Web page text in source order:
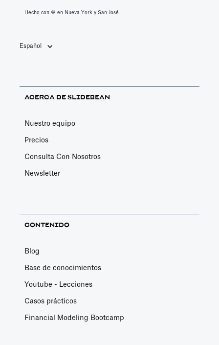
Hecho con 💙️ en Nueva York y San José
Español
ACERCA DE SLIDEBEAN
Nuestro equipo
Precios
Consulta Con Nosotros
Newsletter
CONTENIDO
Blog
Base de conocimientos
Youtube - Lecciones
Casos prácticos
Financial Modeling Bootcamp